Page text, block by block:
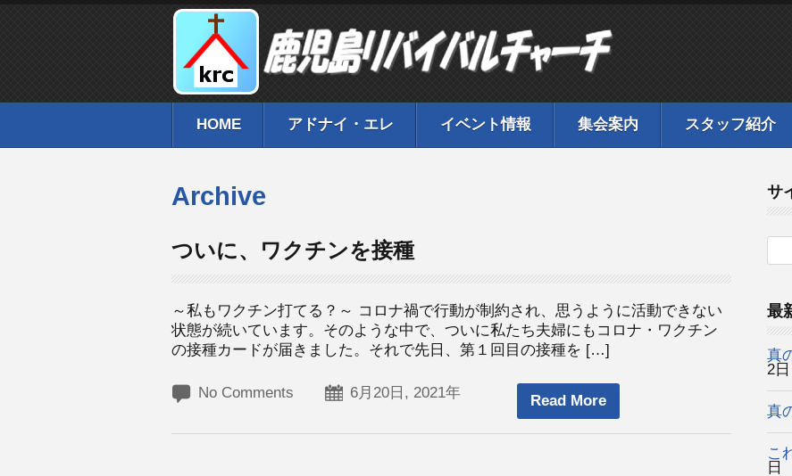
HOME アドナイ・エレ イベント情報 集会案内 スタッフ紹介
Archive
ついに、ワクチンを接種
～私もワクチン打てる？～ コロナ禍で行動が制約され、思うように活動できない
状態が続いています。そのような中で、ついに私たち夫婦にもコロナ・ワクチン
の接種カードが届きました。それで先日、第１回目の接種を […]
No Comments 6月20日, 2021年 Read More
サ
最
真
2日
真
こ
日